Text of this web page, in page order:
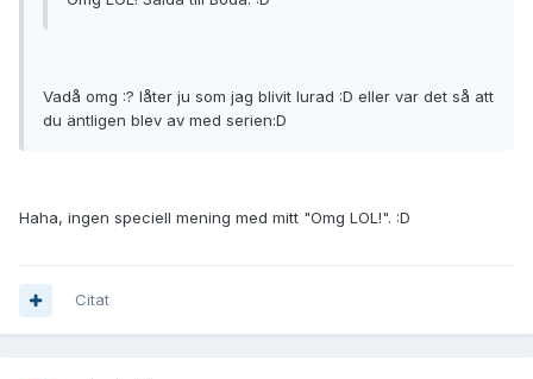
Vadå omg :? låter ju som jag blivit lurad :D eller var det så att
du äntligen blev av med serien:D
Haha, ingen speciell mening med mitt "Omg LOL!". :D
Citat